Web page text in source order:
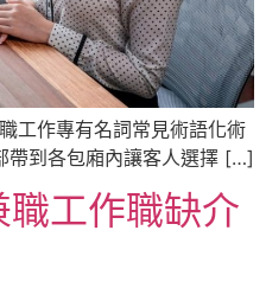
工作專有名詞常見術語化術
帶到各包廂內讓客人選擇 […]
工作職缺介